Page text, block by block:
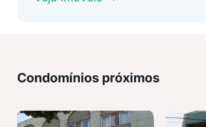
Condomínios próximos